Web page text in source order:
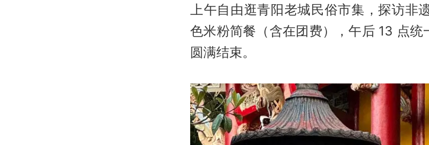
上午自由逛青阳老城民俗市集，探访非
色米粉简餐（含在团费），午后 13 点
圆满结束。